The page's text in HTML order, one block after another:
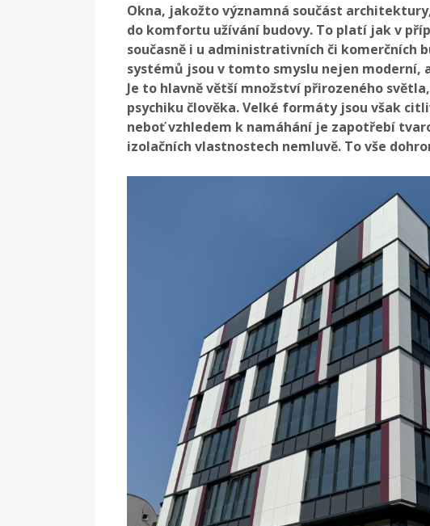
Okna, jakožto významná součást
do komfortu užívání budovy. To platí jak v
současně i u administrativních či komerčních
systémů jsou v tomto smyslu nejen
Je to hlavně větší množství přirozeného
psychiku člověka. Velké formáty jsou však
neboť vzhledem k namáhání je zapotřebí
izolačních vlastnostech nemluvě. To vše